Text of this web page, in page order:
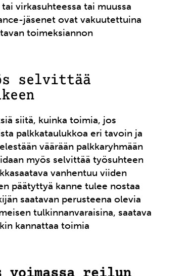
virkasuhteessa tai muussa
jäsenet ovat vakuutettuina
toimeksiannon
selvittää
siitä, kuinka toimia, jos
palkkataulukkoa eri tavoin ja
väärään palkkaryhmään
myös selvittää työsuhteen
vanhentuu viiden
päätyttyä kanne tulee nostaa
saatavan perusteena olevia
tulkinnanvaraisina, saatava
kannattaa toimia